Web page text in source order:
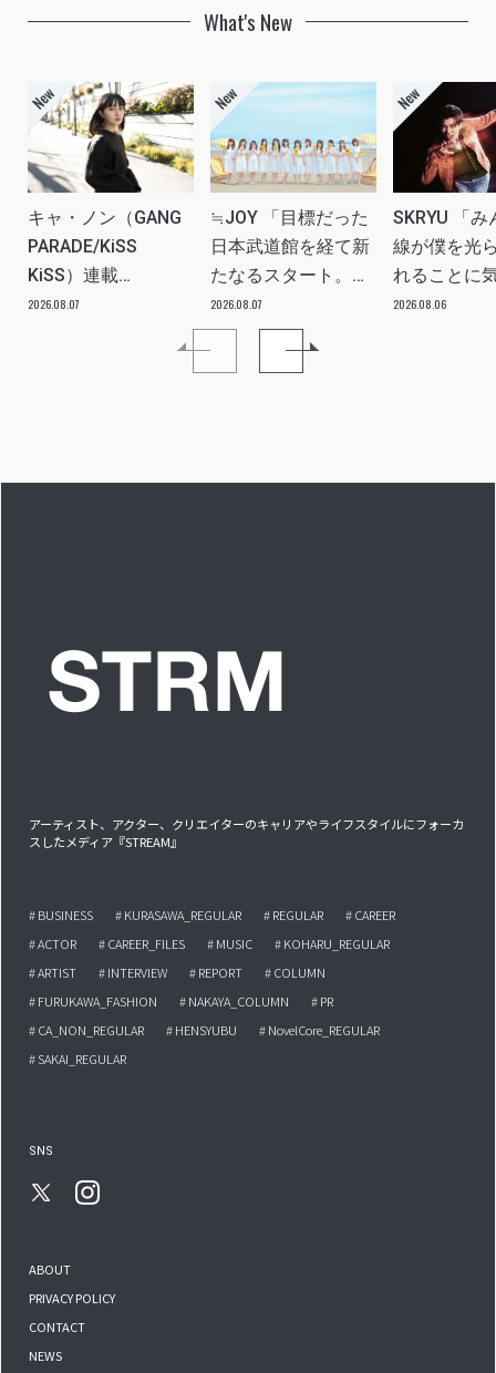
What's New
キャ・ノン（GANG
PARADE/KiSS
KiSS）連載
vol.113「読者からの
質問”のんちゃんはラ
2026.08.07
≒JOY 「目標だった
日本武道館を経て新
たなるスタート。
≒JOYにしかない魅
力を磨いていきた
2026.08.07
SKRYU 「み
線が僕を光
れることに
た」
2026.08.06
アーティスト、アクター、クリエイターのキャリアやライフスタイルにフォーカ
スしたメディア『STREAM』
# BUSINESS # KURASAWA_REGULAR # REGULAR
# CAREER
# ACTOR
# CAREER_FILES # MUSIC
# KOHARU_REGULAR
# ARTIST
# INTERVIEW # REPORT
# COLUMN
# FURUKAWA_FASHION
# NAKAYA_COLUMN
# PR
# CA_NON_REGULAR
# HENSYUBU
# NovelCore_REGULAR
# SAKAI_REGULAR
SNS
ABOUT
PRIVACY POLICY
CONTACT
NEWS